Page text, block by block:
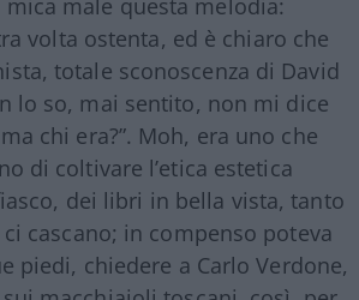
mica male questa melodia:
volta ostenta, ed è chiaro che
totale sconoscenza di David
lo so, mai sentito, non mi dice
chi era?”. Moh, era uno che
di coltivare l’etica estetica
dei libri in bella vista, tanto
cascano; in compenso poteva
piedi, chiedere a Carlo Verdone,